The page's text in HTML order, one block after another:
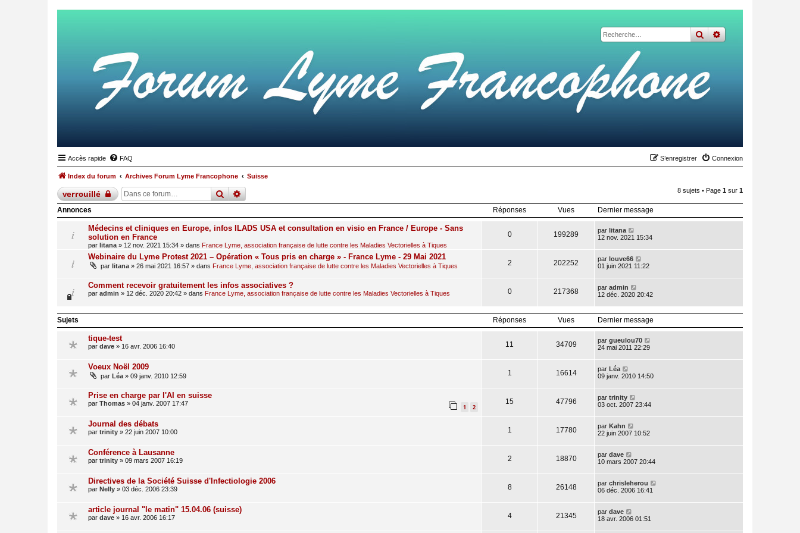
rechercher
recherche
Accès rapide FAQ Connexion
S’enregistrer
Index du forum Archives Forum Lyme Francophone Suisse
verrouillé rechercher
recherche 8 sujets • Page 1 sur 1
Annonces Réponses Vues Dernier message
Médecins et cliniques en Europe, infos ILADS USA et consultation en visio en France / Europe - Sans
solution en France
par litana » 12 nov. 2021 15:34 » dans France Lyme, association française de lutte contre les Maladies Vectorielles à Tiques
0 199289 par litana
12 nov. 2021 15:34
Webinaire du Lyme Protest 2021 – Opération « Tous pris en charge » - France Lyme - 29 Mai 2021
par litana » 26 mai 2021 16:57 » dans France Lyme, association française de lutte contre les Maladies Vectorielles à Tiques 2 202252 par louve66
01 juin 2021 11:22
Comment recevoir gratuitement les infos associatives ?
par admin » 12 déc. 2020 20:42 » dans France Lyme, association française de lutte contre les Maladies Vectorielles à Tiques 0 217368 par admin
12 déc. 2020 20:42
Sujets Réponses Vues Dernier message
tique-test
par dave » 16 avr. 2006 16:40 11 34709 par gueulou70
24 mai 2011 22:29
Voeux Noël 2009
par Léa » 09 janv. 2010 12:59 1 16614 par Léa
09 janv. 2010 14:50
Prise en charge par l'AI en suisse
par Thomas » 04 janv. 2007 17:47 1 2
15 47796 par trinity
03 oct. 2007 23:44
Journal des débats
par trinity » 22 juin 2007 10:00 1 17780 par Kahn
22 juin 2007 10:52
Conférence à Lausanne
par trinity » 09 mars 2007 16:19 2 18870 par dave
10 mars 2007 20:44
Directives de la Société Suisse d'Infectiologie 2006
par Nelly » 03 déc. 2006 23:39 8 26148 par chrisleherou
06 déc. 2006 16:41
article journal "le matin" 15.04.06 (suisse)
par dave » 16 avr. 2006 16:17 4 21345 par dave
18 avr. 2006 01:51